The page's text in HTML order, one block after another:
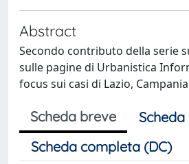
Abstract
Secondo contributo della serie
sulle pagine di Urbanistica
focus sui casi di Lazio,
Scheda breve
Scheda completa (DC)